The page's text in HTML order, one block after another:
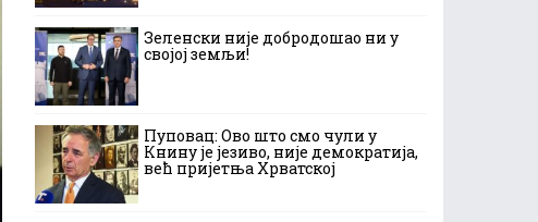
Зеленски није добродошао ни у
својој земљи!
Пуповац: Ово што смо чули у
Книну је језиво, није демократија,
већ пријетња Хрватској